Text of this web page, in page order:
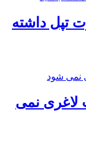
تپل داشته
لاغری نمی